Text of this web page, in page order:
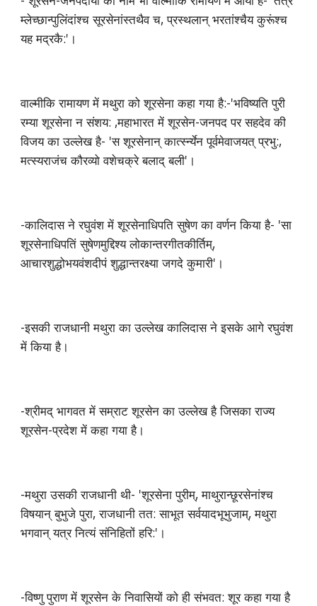
म्लेच्छान्पुलिंदांश्च सूरसेनांस्तथैव च, प्रस्थलान् भरतांश्चैय कुरूंश्च
यह मद्रकै:'।
वाल्मीकि रामायण में मथुरा को शूरसेना कहा गया है:-'भविष्यति पुरी
रम्या शूरसेना न संशय: ,महाभारत में शूरसेन-जनपद पर सहदेव की
विजय का उल्लेख है- 'स शूरसेनान् कार्त्स्न्येन पूर्वमेवाजयत् प्रभु:,
मत्स्यराजंच कौरव्यो वशेचक्रे बलाद् बली'।
-कालिदास ने रघुवंश में शूरसेनाधिपति सुषेण का वर्णन किया है- 'सा
शूरसेनाधिपतिं सुषेणमुद्दिश्य लोकान्तरगीतकीर्तिम्,
आचारशुद्धोभयवंशदीपं शुद्धान्तरक्ष्या जगदे कुमारी'।
-इसकी राजधानी मथुरा का उल्लेख कालिदास ने इसके आगे रघुवंश
में किया है।
-श्रीमद् भागवत में सम्राट शूरसेन का उल्लेख है जिसका राज्य
शूरसेन-प्रदेश में कहा गया है।
-मथुरा उसकी राजधानी थी- 'शूरसेना पुरीम्, माथुरान्छूरसेनांश्च
विषयान् बुभुजे पुरा, राजधानी तत: साभूत सर्वयादभूभुजाम्, मथुरा
भगवान् यत्र नित्यं संनिहितों हरि:'।
-विष्णु पुराण में शूरसेन के निवासियों को ही संभवत: शूर कहा गया है